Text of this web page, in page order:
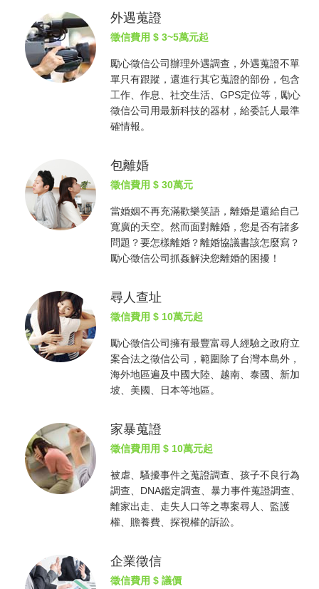
外遇蒐證
徵信費用 $ 3~5萬元起
勵心徵信公司辦理外遇調查，外遇蒐證不單
單只有跟蹤，還進行其它蒐證的部份，包含
工作、作息、社交生活、GPS定位等，勵心
徵信公司 用最新科技的器材，給委託人最準
確情報。
包離婚
徵信費用 $ 30萬元
當婚姻不再充滿歡樂笑語，離婚是還給自己
寬廣的天空。然而面對離婚，您是否有諸多
問題？要怎樣離婚？離婚協議書該怎麼寫？
勵心徵信公司抓姦解決您離婚的困擾！
尋人查址
徵信費用 $ 10萬元起
勵心徵信公司擁有最豐富尋人經驗之政府立
案合法之徵信公司 ，範圍除了台灣本島外，
海外地區遍及中國大陸、越南、泰國、新加
坡、美國、日本等地區。
家暴蒐證
徵信費用用 $ 10萬元起
被虐、騷擾事件之蒐證調查、孩子不良行為
調查、DNA鑑定調查、暴力事件蒐證調查、
離家出走、走失人口等之專案尋人、監護
權、贍養費、探視權的訴訟。
企業徵信
徵信費用 $ 議價